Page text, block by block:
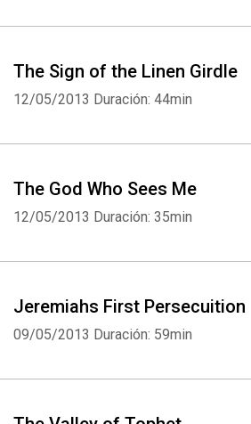
The Sign of the Linen Girdle
12/05/2013 Duración: 44min
The God Who Sees Me
12/05/2013 Duración: 35min
Jeremiahs First Persecuition
09/05/2013 Duración: 59min